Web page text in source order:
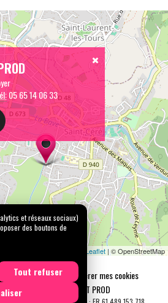
05 65 14 06 33
Leaflet | © OpenStreetMap
Confidentialité
Gérer mes cookies
© 2026 |
CARREMENT PROD
et réseaux sociaux)
des boutons de
Tout refuser